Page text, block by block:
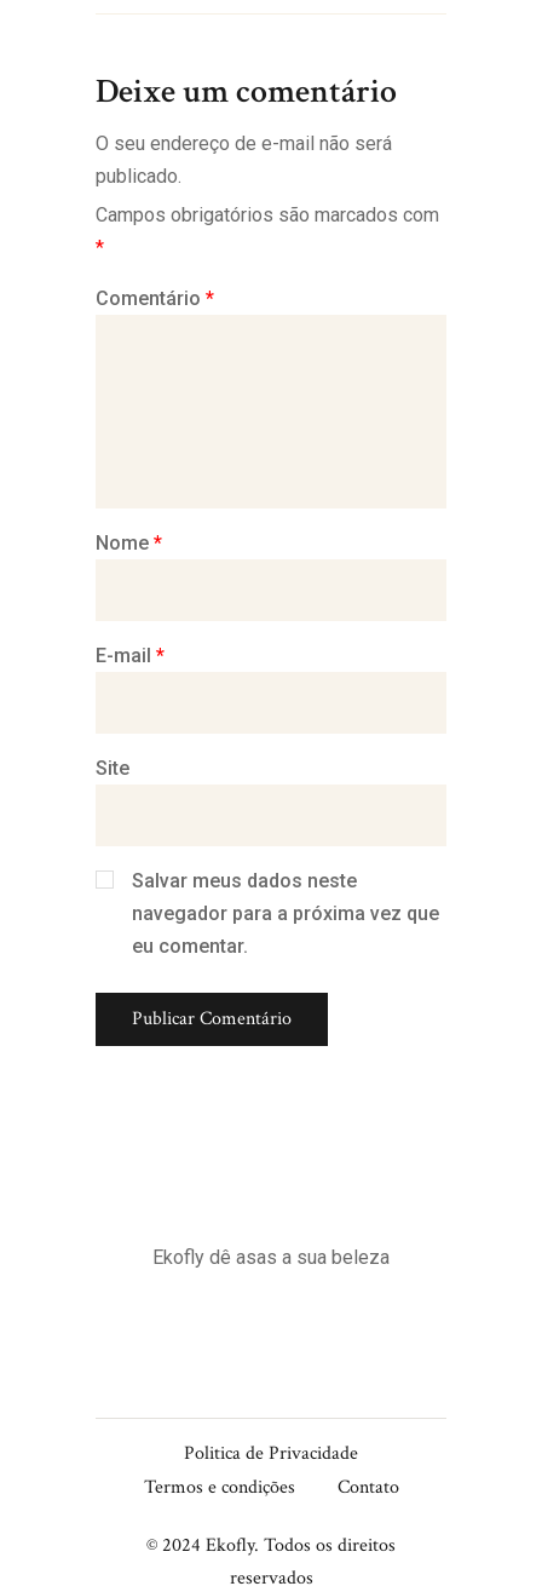
Deixe um comentário
O seu endereço de e-mail não será
publicado.
Campos obrigatórios são marcados com
*
Comentário *
Nome *
E-mail *
Site
Salvar meus dados neste
navegador para a próxima vez que
eu comentar.
Ekofly dê asas a sua beleza
Politica de Privacidade
Termos e condições
Contato
© 2024 Ekofly. Todos os direitos
reservados